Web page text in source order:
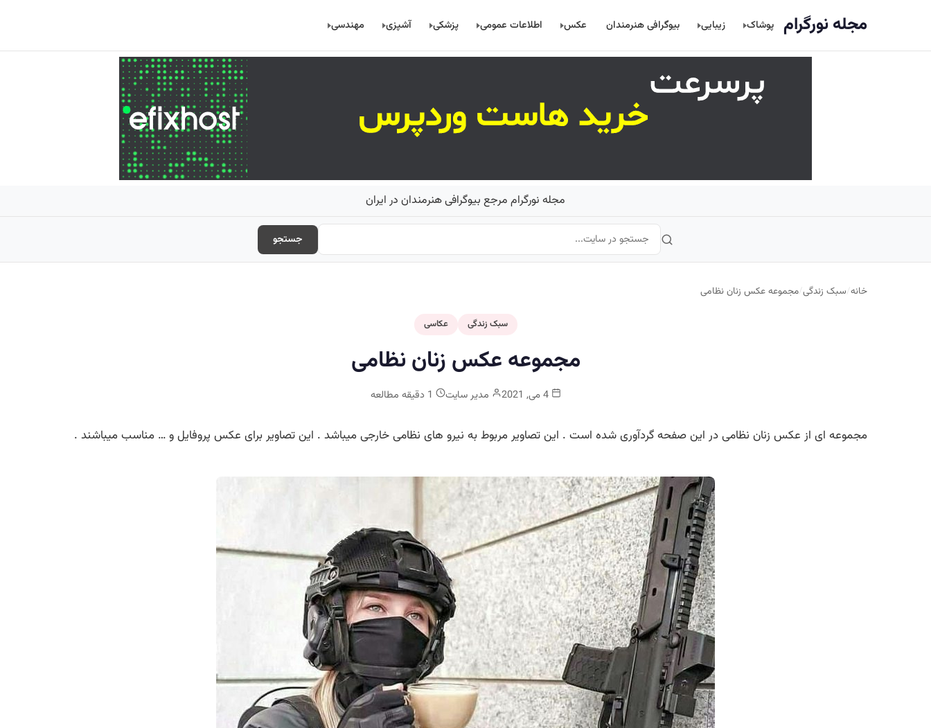
مجله نورگرام پوشاک زیبایی بیوگرافی هنرمندان عکس اطلاعات عمومی پزشکی آشپزی مهندسی
مجله نورگرام مرجع بیوگرافی هنرمندان در ایران
جستجو
خانه/سبک زندگی/مجموعه عکس زنان نظامی
سبک زندگی عکاسی
مجموعه عکس زنان نظامی
4 می, 2021 مدیر سایت
مجموعه ای از عکس زنان نظامی در این صفحه گردآوری شده است . این تصاویر مربوط به نیرو های نظامی خارجی میباشد . این تصاویر برای عکس پروفایل و … مناسب میباشند .